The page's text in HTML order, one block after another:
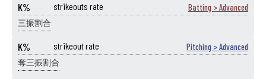
K% strikeouts rate Batting > Advanced
三振割合
K% strikeout rate Pitching > Advanced
奪三振割合